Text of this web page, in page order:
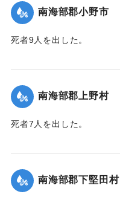
｜固有コード: 00481060
南海部郡小野市
死者9人を出した。
｜固有コード: 00481061
南海部郡上野村
死者7人を出した。
｜固有コード: 00481054
南海部郡下堅田村